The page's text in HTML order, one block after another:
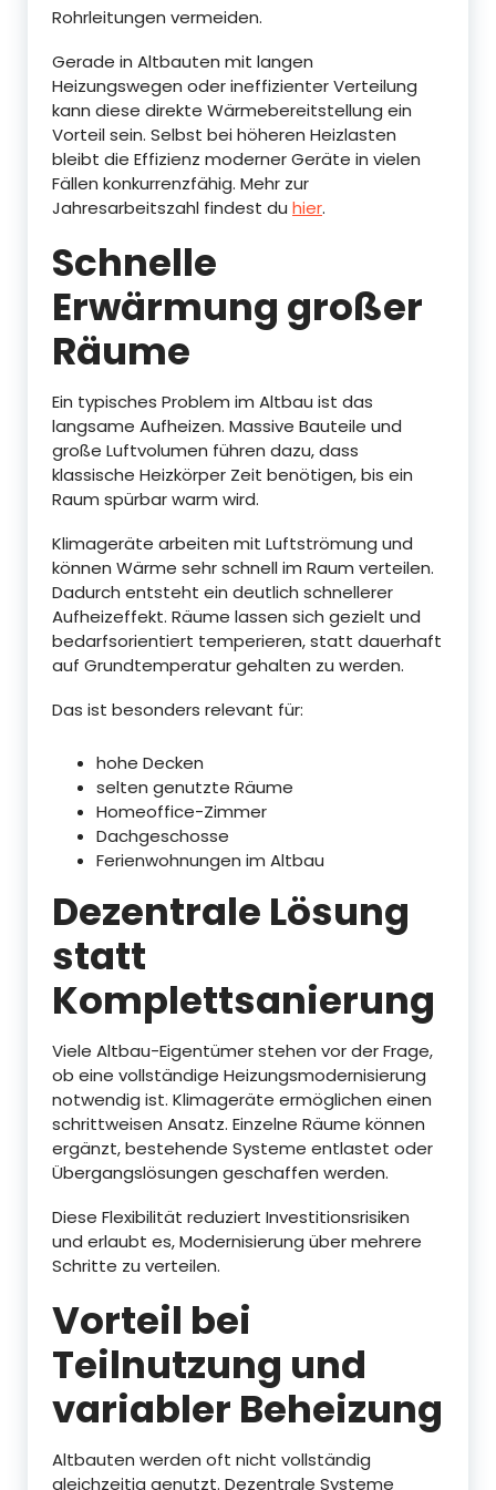
Rohrleitungen vermeiden.
Gerade in Altbauten mit langen
Heizungswegen oder ineffizienter Verteilung
kann diese direkte Wärmebereitstellung ein
Vorteil sein. Selbst bei höheren Heizlasten
bleibt die Effizienz moderner Geräte in vielen
Fällen konkurrenzfähig. Mehr zur
Jahresarbeitszahl findest du hier.
Schnelle
Erwärmung großer
Räume
Ein typisches Problem im Altbau ist das
langsame Aufheizen. Massive Bauteile und
große Luftvolumen führen dazu, dass
klassische Heizkörper Zeit benötigen, bis ein
Raum spürbar warm wird.
Klimageräte arbeiten mit Luftströmung und
können Wärme sehr schnell im Raum verteilen.
Dadurch entsteht ein deutlich schnellerer
Aufheizeffekt. Räume lassen sich gezielt und
bedarfsorientiert temperieren, statt dauerhaft
auf Grundtemperatur gehalten zu werden.
Das ist besonders relevant für:
hohe Decken
selten genutzte Räume
Homeoffice-Zimmer
Dachgeschosse
Ferienwohnungen im Altbau
Dezentrale Lösung
statt
Komplettsanierung
Viele Altbau-Eigentümer stehen vor der Frage,
ob eine vollständige Heizungsmodernisierung
notwendig ist. Klimageräte ermöglichen einen
schrittweisen Ansatz. Einzelne Räume können
ergänzt, bestehende Systeme entlastet oder
Übergangslösungen geschaffen werden.
Diese Flexibilität reduziert Investitionsrisiken
und erlaubt es, Modernisierung über mehrere
Schritte zu verteilen.
Vorteil bei
Teilnutzung und
variabler Beheizung
Altbauten werden oft nicht vollständig
gleichzeitig genutzt. Dezentrale Systeme